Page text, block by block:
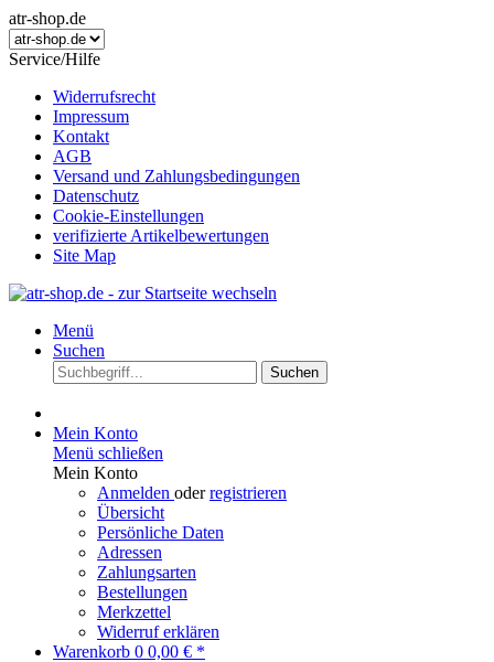
atr-shop.de
Service/Hilfe
Widerrufsrecht
Impressum
Kontakt
AGB
Versand und Zahlungsbedingungen
Datenschutz
Cookie-Einstellungen
verifizierte Artikelbewertungen
Site Map
Menü
Suchen
Suchen
Mein Konto
Menü schließen
Mein Konto
Anmelden oderregistrieren
Übersicht
Persönliche Daten
Adressen
Zahlungsarten
Bestellungen
Merkzettel
Widerruf erklären
Warenkorb 0 0,00 € *